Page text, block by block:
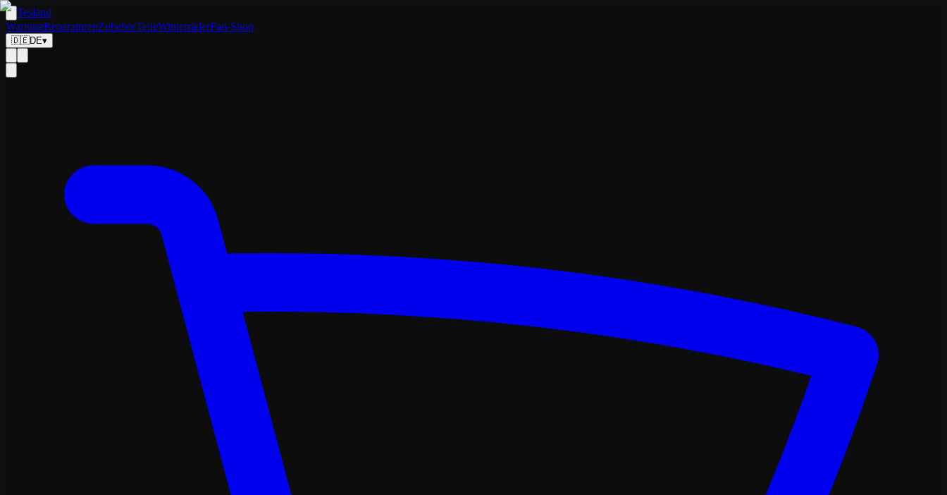
Tesland
WartungReparaturenZubehörTeileWinterräderFan-Shop
🇩🇪DE▾